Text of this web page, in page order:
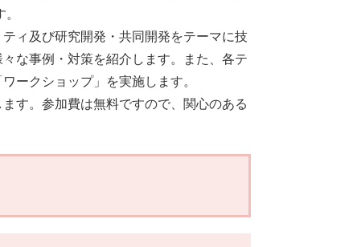
ィ及び研究開発・共同開発をテーマに技
な事例・対策を紹介します。また、各テ
ークショップ」を実施します。
す。参加費は無料ですので、関心のある